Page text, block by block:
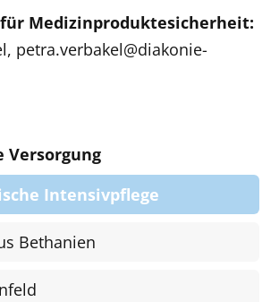
Medizinproduktesicherheit:
petra.verbakel@diakonie-
Versorgung
Intensivpflege
Bethanien